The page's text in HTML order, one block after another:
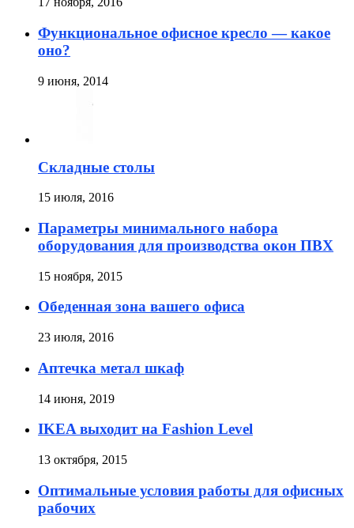
Функциональное офисное кресло — какое
оно?
9 июня, 2014
Складные столы
15 июля, 2016
Параметры минимального набора
оборудования для производства окон ПВХ
15 ноября, 2015
Обеденная зона вашего офиса
23 июля, 2016
Аптечка метал шкаф
14 июня, 2019
IKEA выходит на Fashion Level
13 октября, 2015
Оптимальные условия работы для офисных
рабочих